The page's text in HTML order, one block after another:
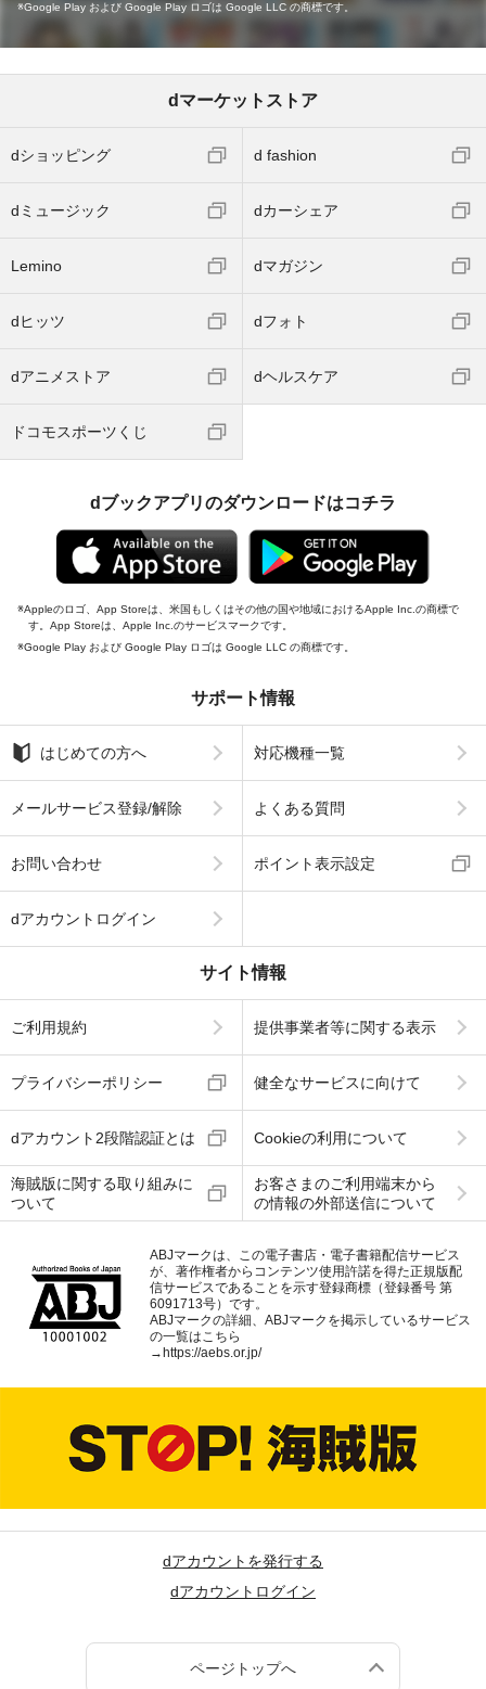
Google Play および Google Play ロゴは Google LLC の商標です。
dマーケットストア
dショッピング d fashion
dミュージック dカーシェア
Lemino dマガジン
dヒッツ dフォト
dアニメストア dヘルスケア
ドコモスポーツくじ
dブックアプリのダウンロードはコチラ
Appleのロゴ、App Storeは、米国もしくはその他の国や地域におけるApple Inc.の商標で
す。App Storeは、Apple Inc.のサービスマークです。
Google Play および Google Play ロゴは Google LLC の商標です。
サポート情報
はじめての方へ 対応機種一覧
メールサービス登録/解除 よくある質問
お問い合わせ ポイント表示設定
dアカウントログイン
サイト情報
ご利用規約 提供事業者等に関する表示
プライバシーポリシー 健全なサービスに向けて
dアカウント2段階認証とは Cookieの利用について
海賊版に関する取り組みに
ついて
お客さまのご利用端末から
の情報の外部送信について
ABJマークは、この電子書店・電子書籍配信サービス
が、著作権者からコンテンツ使用許諾を得た正規版配
信サービスであることを示す登録商標（登録番号 第
6091713号）です。
ABJマークの詳細、ABJマークを掲示しているサービス
の一覧はこちら
→https://aebs.or.jp/
dアカウントを発行する
dアカウントログイン
ページトップへ